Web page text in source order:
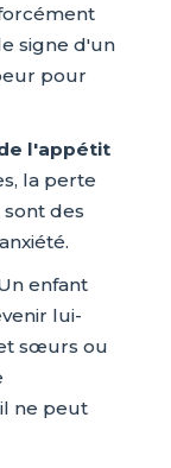
signe d'un
pour
l'appétit
la perte
des
enfant
lui-
sœurs ou
ne peut